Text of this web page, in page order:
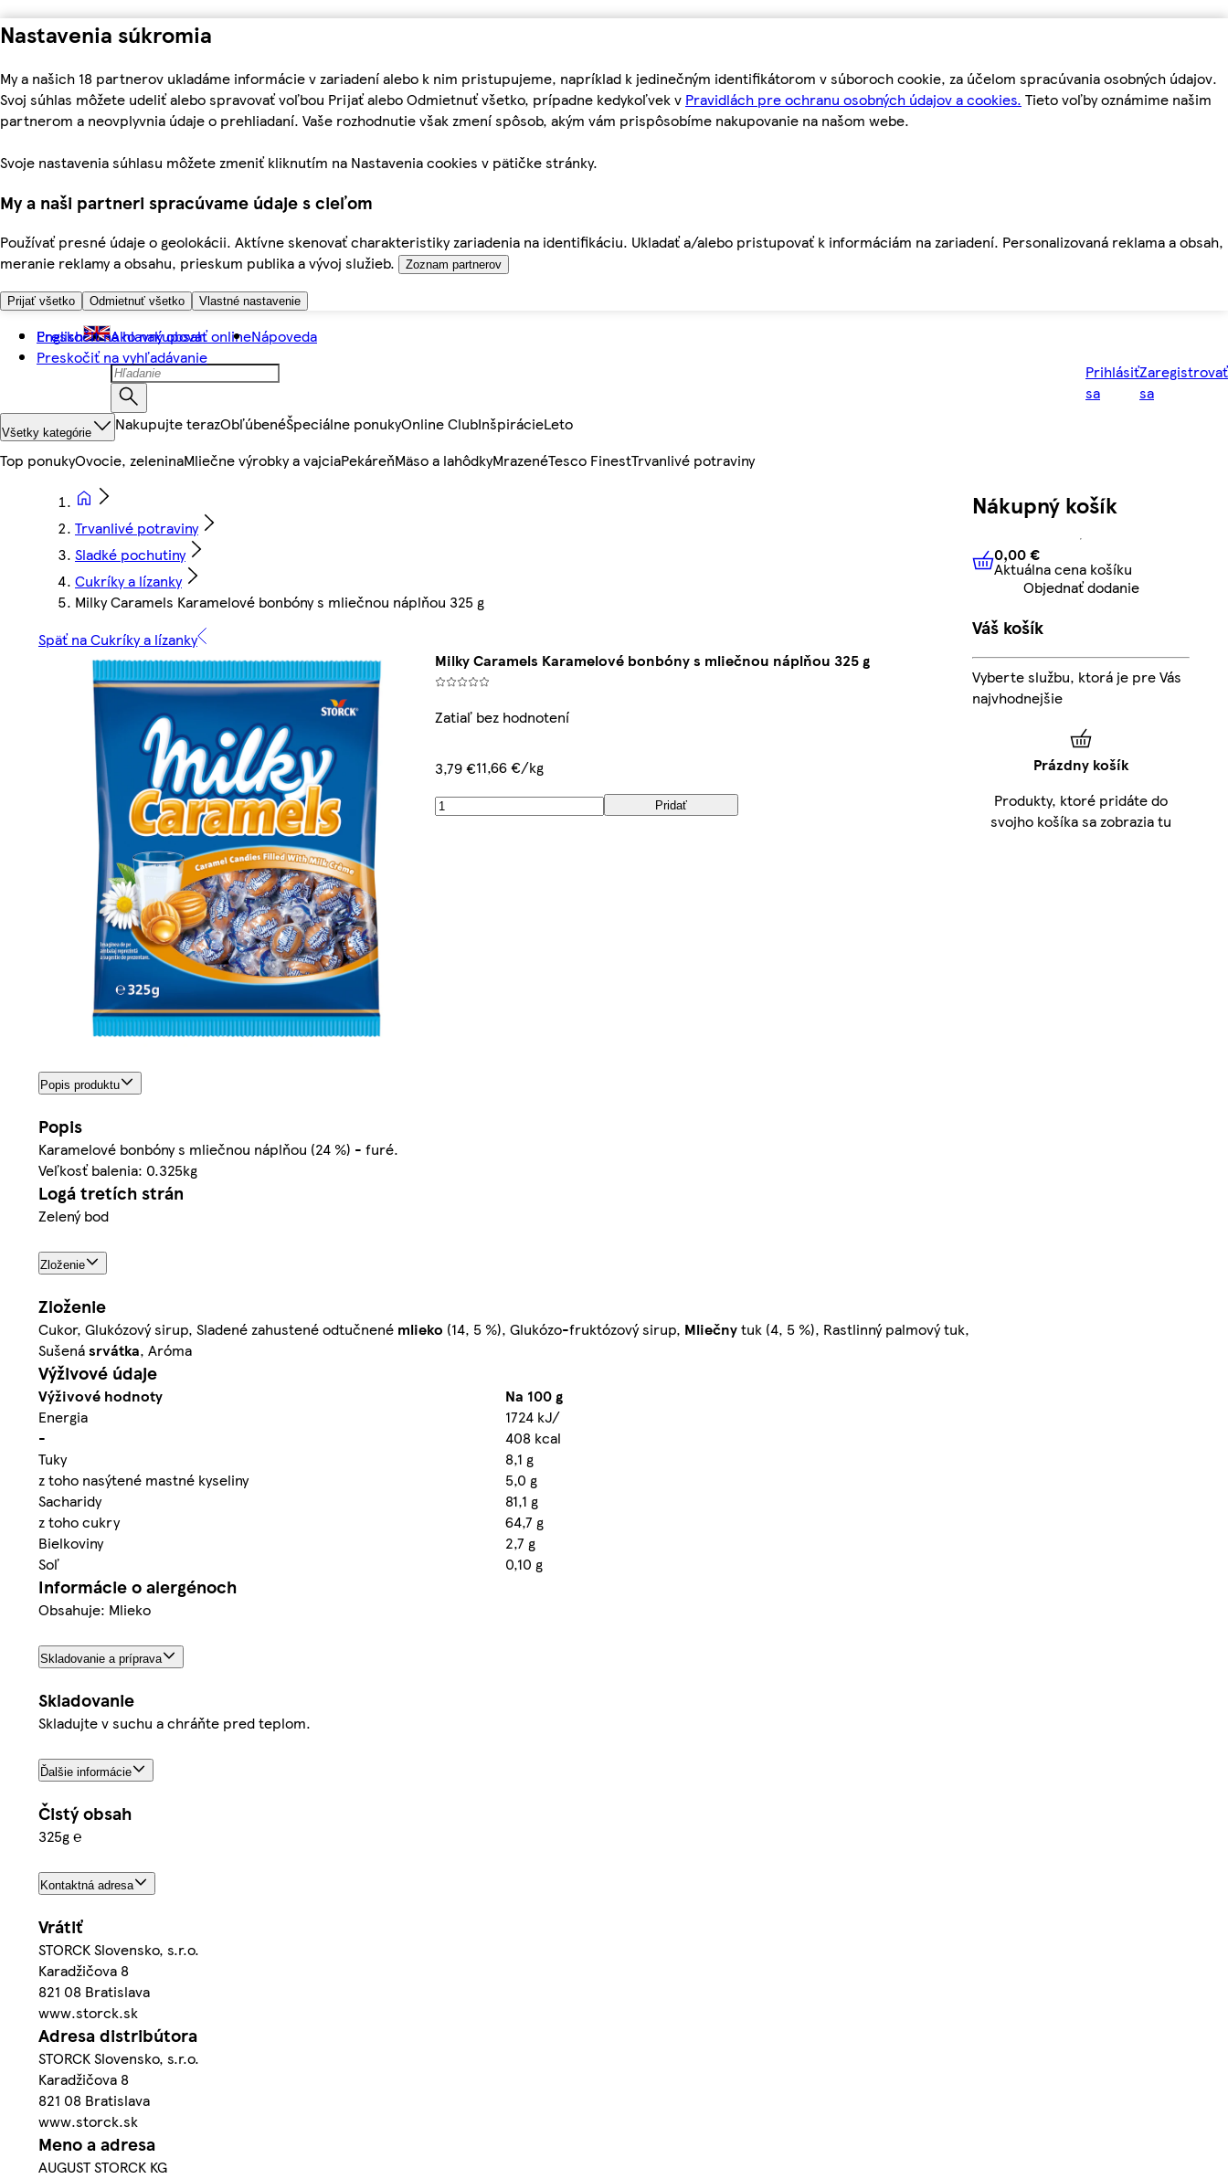
Nastavenia súkromia
My a našich 18 partnerov ukladáme informácie v zariadení alebo k nim pristupujeme, napríklad k jedinečným identifikátorom v súboroch cookie, za účelom spracúvania osobných údajov.
Svoj súhlas môžete udeliť alebo spravovať voľbou Prijať alebo Odmietnuť všetko, prípadne kedykoľvek v Pravidlách pre ochranu osobných údajov a cookies. Tieto voľby oznámime našim
partnerom a neovplyvnia údaje o prehliadaní. Vaše rozhodnutie však zmení spôsob, akým vám prispôsobíme nakupovanie na našom webe.
Svoje nastavenia súhlasu môžete zmeniť kliknutím na Nastavenia cookies v pätičke stránky.
My a naši partneri spracúvame údaje s cieľom
Používať presné údaje o geolokácii. Aktívne skenovať charakteristiky zariadenia na identifikáciu. Ukladať a/alebo pristupovať k informáciám na zariadení. Personalizovaná reklama a obsah,
meranie reklamy a obsahu, prieskum publika a vývoj služieb.
Zoznam partnerov
Prijať všetko Odmietnuť všetko Vlastné nastavenie
Preskočiť na hlavný obsah
Preskočiť na vyhľadávanie
English Ako nakupovať onlineNápoveda
Prihlásiť
sa
Zaregistrovať
sa
Všetky kategórie Nakupujte terazObľúbenéŠpeciálne ponukyOnline ClubInšpirácieLeto
Top ponukyOvocie, zeleninaMliečne výrobky a vajciaPekáreňMäso a lahôdkyMrazenéTesco FinestTrvanlivé potraviny
Trvanlivé potraviny
Sladké pochutiny
Cukríky a lízanky
Milky Caramels Karamelové bonbóny s mliečnou náplňou 325 g
Späť na Cukríky a lízanky
Milky Caramels Karamelové bonbóny s mliečnou náplňou 325 g
Zatiaľ bez hodnotení
3,79 €11,66 €/kg
Pridať
Popis produktu
Popis
Karamelové bonbóny s mliečnou náplňou (24 %) - furé.
Veľkosť balenia: 0.325kg
Logá tretích strán
Zelený bod
Zloženie
Zloženie
Cukor, Glukózový sirup, Sladené zahustené odtučnené mlieko (14, 5 %), Glukózo-fruktózový sirup, Mliečnytuk (4, 5 %), Rastlinný palmový tuk,
Sušenásrvátka, Aróma
Výživové údaje
Výživové hodnoty
Na 100 g
Energia
1724 kJ/
-
408 kcal
Tuky
8,1 g
z toho nasýtené mastné kyseliny
5,0 g
Sacharidy
81,1 g
z toho cukry
64,7 g
Bielkoviny
2,7 g
Soľ
0,10 g
Informácie o alergénoch
Obsahuje: Mlieko
Skladovanie a príprava
Skladovanie
Skladujte v suchu a chráňte pred teplom.
Ďalšie informácie
Čistý obsah
325g ℮
Kontaktná adresa
Vrátiť
STORCK Slovensko, s.r.o.
Karadžičova 8
821 08 Bratislava
www.storck.sk
Adresa distribútora
STORCK Slovensko, s.r.o.
Karadžičova 8
821 08 Bratislava
www.storck.sk
Meno a adresa
AUGUST STORCK KG
Nákupný košík
0,00 € Aktuálna cena košíku
0,00 €
Aktuálna cena košíku
Objednať dodanie
Váš košík
Vyberte službu, ktorá je pre Vás
najvhodnejšie
Prázdny košík
Produkty, ktoré pridáte do
svojho košíka sa zobrazia tu